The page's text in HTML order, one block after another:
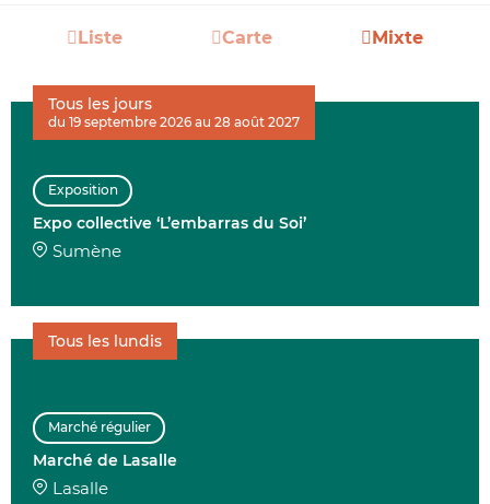
Liste Carte Mixte
Exposition
Expo collective ‘L’embarras du Soi’
Sumène
Tous les jours
du 19 septembre 2026 au 28 août 2027
Marché régulier
Marché de Lasalle
Lasalle
Tous les lundis